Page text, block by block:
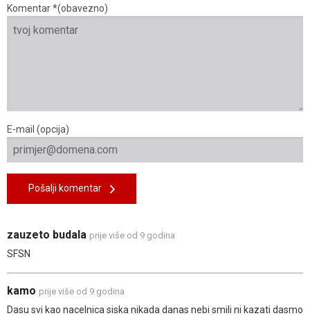
Komentar *(obavezno)
E-mail (opcija)
Pošalji komentar
zauzeto budala prije više od 9 godina
SFSN
kamo prije više od 9 godina
Dasu svi kao nacelnica siska nikada danas nebi smili ni kazati dasmo